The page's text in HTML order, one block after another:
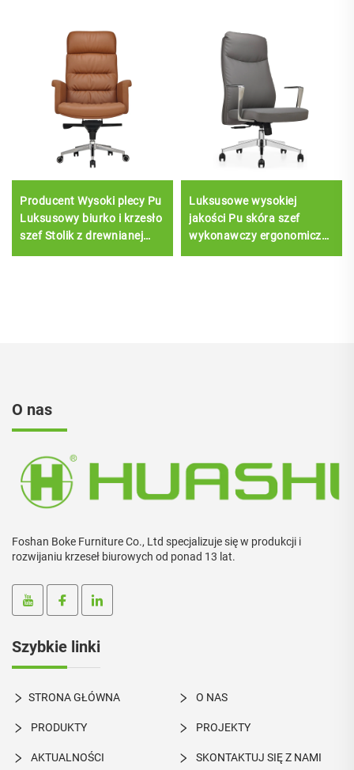
Producent Wysoki plecy Pu
Luksusowy biurko i krzesło
szef Stolik z drewnianej
skóry z drewnianą
Luksusowe wysokiej
jakości Pu skóra szef
wykonawczy ergonomiczne
krzesła biurowe wygodne
O nas
Foshan Boke Furniture Co., Ltd specjalizuje się w produkcji i
rozwijaniu krzeseł biurowych od ponad 13 lat.
Szybkie linki
STRONA GŁÓWNA O NAS
PRODUKTY PROJEKTY
AKTUALNOŚCI SKONTAKTUJ SIĘ Z NAMI